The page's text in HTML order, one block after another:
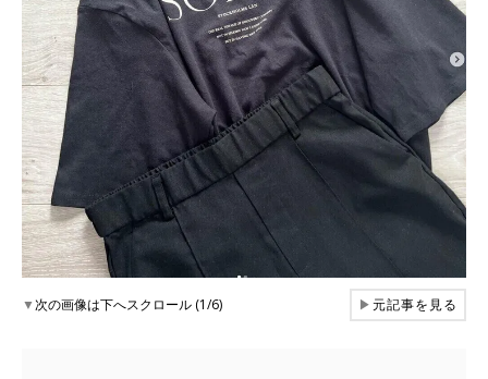
▼次の画像は下へスクロール (1/6) ▶元記事を見る